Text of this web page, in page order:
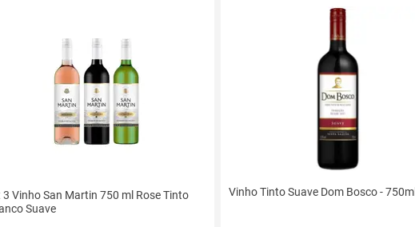
3 Vinho San Martin 750 ml Rose Tinto
Suave
Vinho Tinto Suave Dom Bosco - 750ml